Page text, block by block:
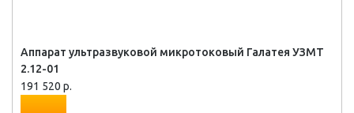
Аппарат ультразвуковой микротоковый Галатея УЗМТ
2.12-01
191 520 р.